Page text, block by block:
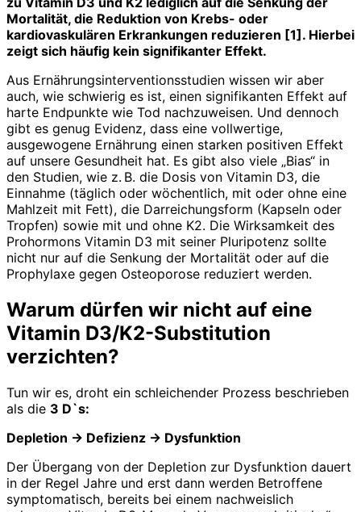
Mortalität, die Reduktion von Krebs- oder
kardiovaskulären Erkrankungen reduzieren [1]. Hierbei
zeigt sich häufig kein signifikanter Effekt.
Aus Ernährungsinterventionsstudien wissen wir aber
auch, wie schwierig es ist, einen signifikanten Effekt auf
harte Endpunkte wie Tod nachzuweisen. Und dennoch
gibt es genug Evidenz, dass eine vollwertige,
ausgewogene Ernährung einen starken positiven Effekt
auf unsere Gesundheit hat. Es gibt also viele „Bias“ in
den Studien, wie z. B. die Dosis von Vitamin D3, die
Einnahme (täglich oder wöchentlich, mit oder ohne eine
Mahlzeit mit Fett), die Darreichungsform (Kapseln oder
Tropfen) sowie mit und ohne K2. Die Wirksamkeit des
Prohormons Vitamin D3 mit seiner Pluripotenz sollte
nicht nur auf die Senkung der Mortalität oder auf die
Prophylaxe gegen Osteoporose reduziert werden.
Warum dürfen wir nicht auf eine
Vitamin D3/K2-Substitution
verzichten?
Tun wir es, droht ein schleichender Prozess beschrieben
als die 3 D`s:
Depletion → Defizienz → Dysfunktion
Der Übergang von der Depletion zur Dysfunktion dauert
in der Regel Jahre und erst dann werden Betroffene
symp­tomatisch, bereits bei einem nachweislich